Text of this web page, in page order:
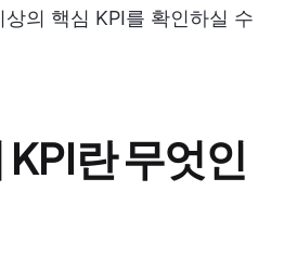
상의 핵심 KPI를 확인하실 수
란 무엇인